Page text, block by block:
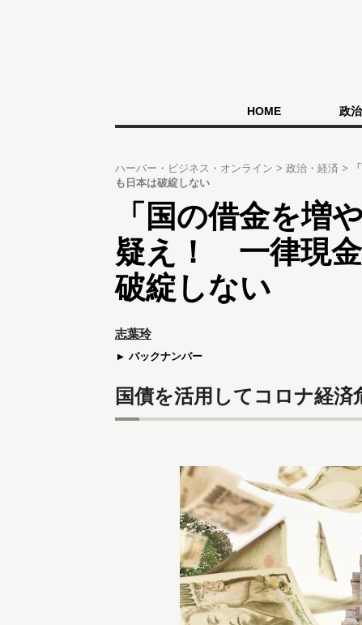
HOME 政
ハーバー・ビジネス・オンライン 政治・経済
も日本は破綻しない
「国の借金を増
疑え！ 一律現
破綻しない
志葉玲
バックナンバー
国債を活用してコロナ経済